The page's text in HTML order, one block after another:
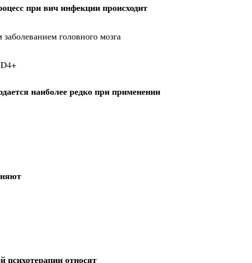
при вич инфекции происходит
головного мозга
наиболее редко при применении
психотерапии относят